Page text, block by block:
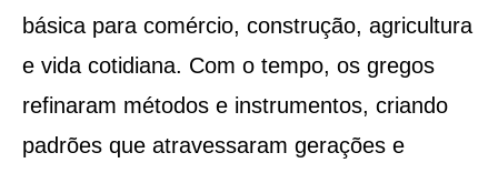
básica para comércio, construção, agricultura
e vida cotidiana. Com o tempo, os gregos
refinaram métodos e instrumentos, criando
padrões que atravessaram gerações e